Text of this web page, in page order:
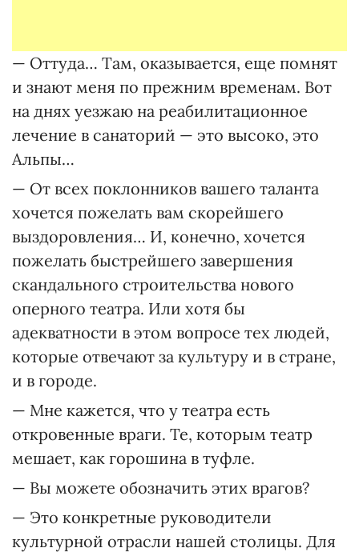
— Оттуда… Там, оказывается, еще помнят
и знают меня по прежним временам. Вот
на днях уезжаю на реабилитационное
лечение в санаторий — это высоко, это
Альпы…
— От всех поклонников вашего таланта
хочется пожелать вам скорейшего
выздоровления… И, конечно, хочется
пожелать быстрейшего завершения
скандального строительства нового
оперного театра. Или хотя бы
адекватности в этом вопросе тех людей,
которые отвечают за культуру и в стране,
и в городе.
— Мне кажется, что у театра есть
откровенные враги. Те, которым театр
мешает, как горошина в туфле.
— Вы можете обозначить этих врагов?
— Это конкретные руководители
культурной отрасли нашей столицы. Для